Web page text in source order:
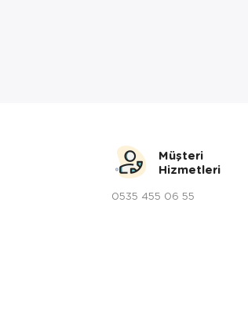
Müşteri
Hizmetleri
0535 455 06 55